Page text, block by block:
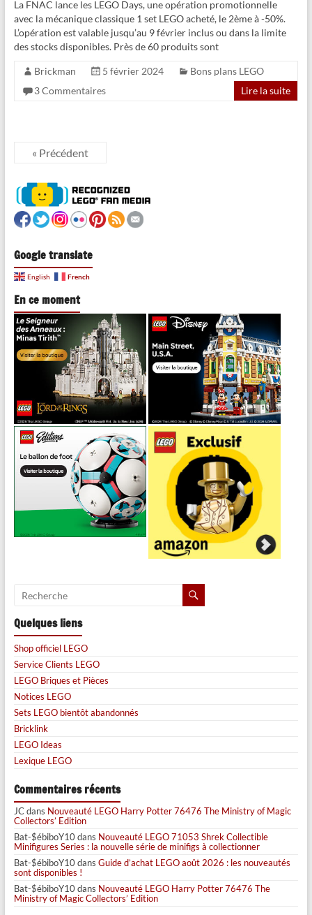
La FNAC lance les LEGO Days, une opération promotionnelle
avec la mécanique classique 1 set LEGO acheté, le 2ème à -50%.
L’opération est valable jusqu’au 9 février inclus ou dans la limite
des stocks disponibles. Près de 60 produits sont
Brickman 5 février 2024
Bons plans LEGO
3 Commentaires
Lire la suite
« Précédent
Google translate
English French
En ce moment
Quelques liens
Shop officiel LEGO
Service Clients LEGO
LEGO Briques et Pièces
Notices LEGO
Sets LEGO bientôt abandonnés
Bricklink
LEGO Ideas
Lexique LEGO
Commentaires récents
JCdans Nouveauté LEGO Harry Potter 76476 The Ministry of Magic
Collectors’ Edition
Bat-$ébiboY10dans Nouveauté LEGO 71053 Shrek Collectible
Minifigures Series : la nouvelle série de minifigs à collectionner
Bat-$ébiboY10dans Guide d’achat LEGO août 2026 : les nouveautés
sont disponibles !
Bat-$ébiboY10dans Nouveauté LEGO Harry Potter 76476 The
Ministry of Magic Collectors’ Edition